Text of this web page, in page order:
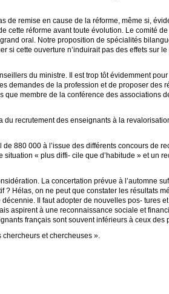
de remise en cause de la réforme, même si,
cette réforme avant toute évolution. Le comité
oral. Notre proposition de spécialités
cette ouverture n’induirait pas des effets sur le
du ministre. Il est trop tôt évidemment
demandes de la profession et de proposer des
que membre de la conférence des associations
recrutement des enseignants à la
880 000 à l’issue des différents concours de
situation « plus diffi- cile que d’habitude » et un
La concertation prévue à l’automne
? Hélas, on ne peut que constater les résultats
Il faut adopter de nouvelles pos- tures
aspirent à une reconnaissance sociale et
français sont souvent inférieurs à ceux des
chercheurs et chercheuses ».